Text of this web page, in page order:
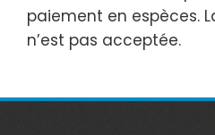
paiement en espèces.
n’est pas acceptée.